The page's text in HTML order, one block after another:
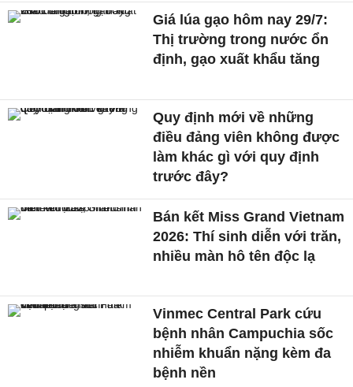
Giá lúa gạo hôm nay 29/7:
Thị trường trong nước ổn
định, gạo xuất khẩu tăng
Quy định mới về những
điều đảng viên không được
làm khác gì với quy định
trước đây?
Bán kết Miss Grand Vietnam
2026: Thí sinh diễn với trăn,
nhiều màn hô tên độc lạ
Vinmec Central Park cứu
bệnh nhân Campuchia sốc
nhiễm khuẩn nặng kèm đa
bệnh nền